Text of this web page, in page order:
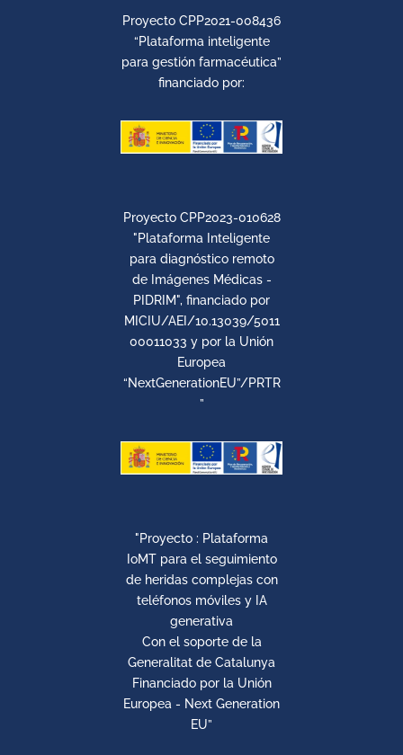
Proyecto CPP2021-008436
“Plataforma inteligente
para gestión farmacéutica”
financiado por:
Proyecto CPP2023-010628
"Plataforma Inteligente
para diagnóstico remoto
de Imágenes Médicas -
PIDRIM", financiado por
MICIU/AEI/10.13039/5011
00011033 y por la Unión
Europea
“NextGenerationEU”/PRTR
”
"Proyecto : Plataforma
IoMT para el seguimiento
de heridas complejas con
teléfonos móviles y IA
generativa
Con el soporte de la
Generalitat de Catalunya
Financiado por la Unión
Europea - Next Generation
EU”